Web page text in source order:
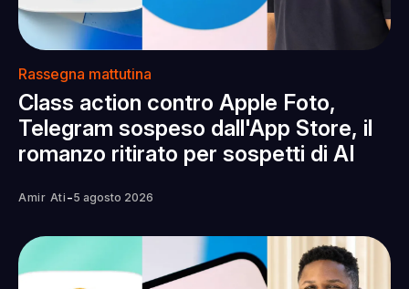
Rassegna mattutina
Class action contro Apple Foto,
Telegram sospeso dall'App Store, il
romanzo ritirato per sospetti di AI
Amir Ati -5 agosto 2026